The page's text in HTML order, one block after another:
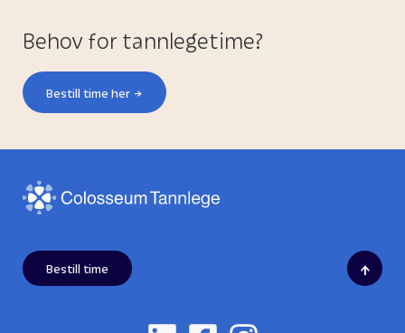
Behov for tannlegetime?
Bestill time her
Bestill time ↑